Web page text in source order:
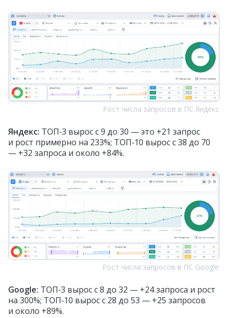
Рост числа запросов в ПС Яндекс
Яндекс: ТОП‑3 вырос с 9 до 30 — это +21 запрос
и рост примерно на 233%; ТОП‑10 вырос с 38 до 70
— +32 запроса и около +84%.
Рост числа запросов в ПС Google
Google: ТОП‑3 вырос с 8 до 32 — +24 запроса и рост
на 300%; ТОП‑10 вырос с 28 до 53 — +25 запросов
и около +89%.